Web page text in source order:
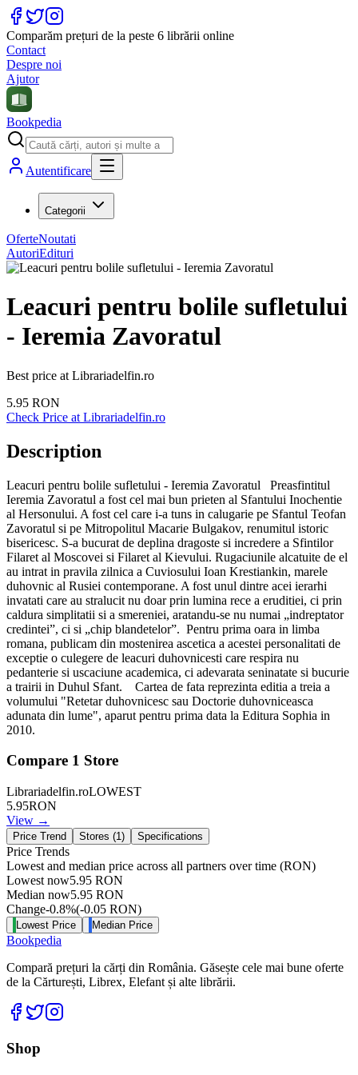
Comparăm prețuri de la peste 6 librării online
Contact
Despre noi
Ajutor
Bookpedia
Autentificare
Categorii
OferteNoutati
AutoriEdituri
Leacuri pentru bolile sufletului
- Ieremia Zavoratul
Best price at Librariadelfin.ro
5.95 RON
Check Price at Librariadelfin.ro
Description
Leacuri pentru bolile sufletului - Ieremia Zavoratul Preasfintitul
Ieremia Zavoratul a fost cel mai bun prieten al Sfantului ­Inochentie
al Hersonului. A fost cel care i-a tuns in calugarie pe Sfantul ­Teofan
Zavoratul si pe Mitropolitul Macarie Bulgakov, renumitul istoric
bisericesc. S-a bucurat de ­deplina dragoste si incredere a Sfintilor
Filaret al Moscovei si Filaret al Kievului. Rugaciunile alcatuite de el
au ­intrat in pravila zilnica a Cuviosului Ioan ­Krestiankin, marele
duhovnic al Rusiei contemporane. A fost unul dintre acei ierarhi
invatati care au stralucit nu doar prin lumina rece a eruditiei, ci prin
caldura simplitatii si a smereniei, aratandu-se nu numai „indreptator
credintei”, ci si „chip blandetelor”. Pentru prima oara in limba
romana, publicam din mostenirea ascetica a acestei personalitati de
exceptie o culegere de leacuri duhovnicesti care respira nu
pedanterie si uscaciune academica, ci adevarata seninatate si bucurie
a trairii in Duhul Sfant. Cartea de fata reprezinta editia a treia a
volumului "Re­te­tar duhovnicesc sau Doctorie duhovniceasca
adunata din lume", aparut pentru prima data la Editura Sophia in
2010.
Compare 1 Store
Librariadelfin.roLOWEST
5.95RON
View →
Price Trend Stores (1) Specifications
Price Trends
Lowest and median price across all partners over time (RON)
Lowest now5.95 RON
Median now5.95 RON
Change-0.8%(-0.05 RON)
Lowest Price Median Price
Bookpedia
Compară prețuri la cărți din România. Găsește cele mai bune oferte
de la Cărturești, Librex, Elefant și alte librării.
Facebook
Twitter
Shop